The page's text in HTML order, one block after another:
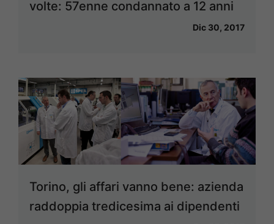
volte: 57enne condannato a 12 anni
Dic 30, 2017
Torino, gli affari vanno bene: azienda
raddoppia tredicesima ai dipendenti